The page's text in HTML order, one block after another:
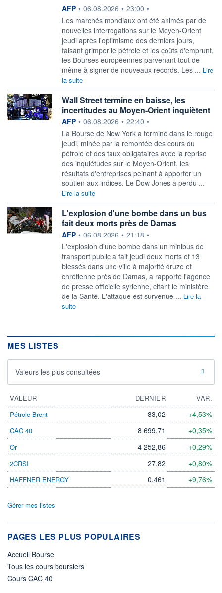
information fournie par
AFP • 06.08.2026 • 23:00 •
Les marchés mondiaux ont été animés par de
nouvelles interrogations sur le Moyen-Orient
jeudi après l'optimisme des derniers jours,
faisant grimper le pétrole et les coûts d'emprunt,
les Bourses européennes parvenant tout de
même à signer de nouveaux records. Les ... Lire
la suite
Wall Street termine en baisse, les
incertitudes au Moyen-Orient inquiètent
information fournie par
AFP • 06.08.2026 • 22:40 •
La Bourse de New York a terminé dans le rouge
jeudi, minée par la remontée des cours du
pétrole et des taux obligataires avec la reprise
des inquiétudes sur le Moyen-Orient, les
résultats d'entreprises peinant à apporter un
soutien aux indices. Le Dow Jones a perdu ...
Lire la suite
L'explosion d'une bombe dans un bus
fait deux morts près de Damas
information fournie par
AFP • 06.08.2026 • 21:18 •
L'explosion d'une bombe dans un minibus de
transport public a fait jeudi deux morts et 13
blessés dans une ville à majorité druze et
chrétienne près de Damas, a rapporté l'agence
de presse officielle syrienne, citant le ministère
de la Santé. L'attaque est survenue ... Lire la
suite
MES LISTES
Valeurs les plus consultées
VALEUR DERNIER
VAR.
Pétrole Brent
83,02 +4,53%
CAC 40 8 699,71 +0,35%
Or 4 252,86 +0,29%
2CRSI 27,82 +0,80%
HAFFNER ENERGY 0,461 +9,76%
Gérer mes listes
PAGES LES PLUS POPULAIRES
Accueil Bourse
Tous les cours boursiers
Cours CAC 40